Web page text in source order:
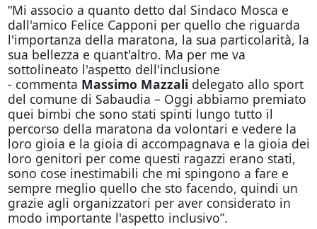
“Mi associo a quanto detto dal Sindaco Mosca e
dall'amico Felice Capponi per quello che riguarda
l'importanza della maratona, la sua particolarità, la
sua bellezza e quant'altro. Ma per me va
sottolineato l'aspetto dell'inclusione
- commenta Massimo Mazzali delegato allo sport
del comune di Sabaudia – Oggi abbiamo premiato
quei bimbi che sono stati spinti lungo tutto il
percorso della maratona da volontari e vedere la
loro gioia e la gioia di accompagnava e la gioia dei
loro genitori per come questi ragazzi erano stati,
sono cose inestimabili che mi spingono a fare e
sempre meglio quello che sto facendo, quindi un
grazie agli organizzatori per aver considerato in
modo importante l'aspetto inclusivo”.